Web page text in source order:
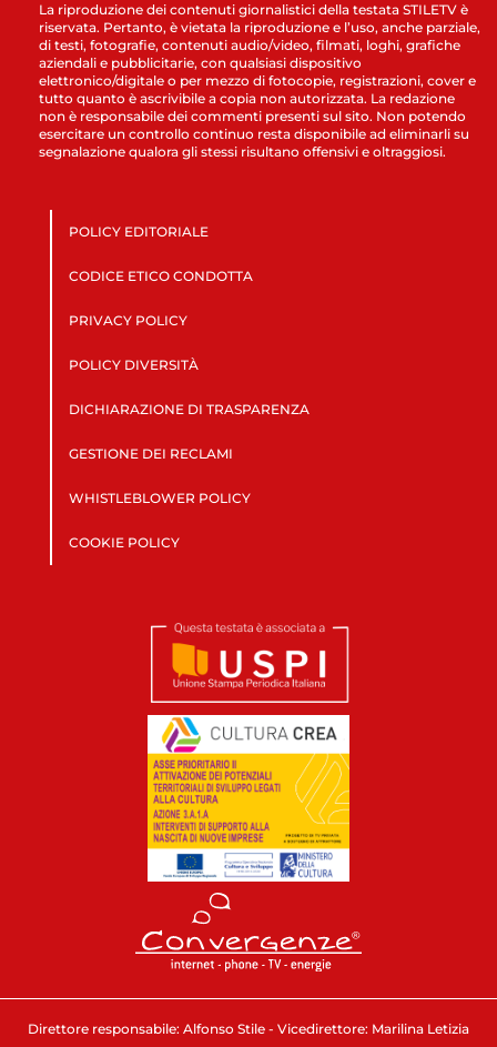
La riproduzione dei contenuti giornalistici della testata STILETV è
riservata. Pertanto, è vietata la riproduzione e l’uso, anche parziale,
di testi, fotografie, contenuti audio/video, filmati, loghi, grafiche
aziendali e pubblicitarie, con qualsiasi dispositivo
elettronico/digitale o per mezzo di fotocopie, registrazioni, cover e
tutto quanto è ascrivibile a copia non autorizzata. La redazione
non è responsabile dei commenti presenti sul sito. Non potendo
esercitare un controllo continuo resta disponibile ad eliminarli su
segnalazione qualora gli stessi risultano offensivi e oltraggiosi.
POLICY EDITORIALE
CODICE ETICO CONDOTTA
PRIVACY POLICY
POLICY DIVERSITÀ
DICHIARAZIONE DI TRASPARENZA
GESTIONE DEI RECLAMI
WHISTLEBLOWER POLICY
COOKIE POLICY
Direttore responsabile: Alfonso Stile - Vicedirettore: Marilina Letizia